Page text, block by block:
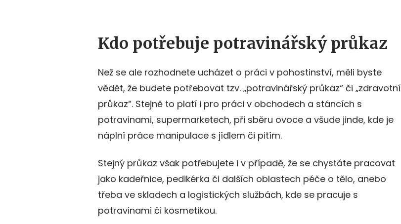
Kdo potřebuje potravinářský průkaz
Než se ale rozhodnete ucházet o práci v pohostinství, měli byste
vědět, že budete potřebovat tzv. „potravinářský průkaz“ či „zdravotní
průkaz“. Stejně to platí i pro práci v obchodech a stáncích s
potravinami, supermarketech, při sběru ovoce a všude jinde, kde je
náplní práce manipulace s jídlem či pitím.
Stejný průkaz však potřebujete i v případě, že se chystáte pracovat
jako kadeřnice, pedikérka či dalších oblastech péče o tělo, anebo
třeba ve skladech a logistických službách, kde se pracuje s
potravinami či kosmetikou.